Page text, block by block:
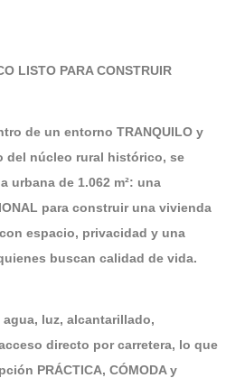
LISTO PARA CONSTRUIR
de un entorno TRANQUILO y
del núcleo rural histórico, se
urbana de 1.062 m²: una
para construir una vivienda
espacio, privacidad y una
buscan calidad de vida.
luz, alcantarillado,
directo por carretera, lo que
PRÁCTICA, CÓMODA y